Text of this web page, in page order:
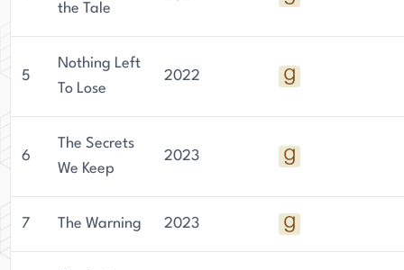
the Tale
5
Nothing Left
To Lose
2022
6
The Secrets
We Keep
2023
7 The Warning 2023